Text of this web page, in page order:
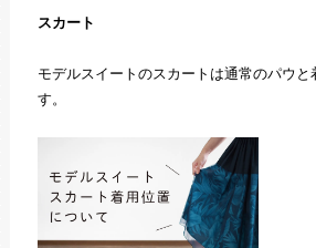
スカート
モデルスイートのスカートは通常のパウと
す。